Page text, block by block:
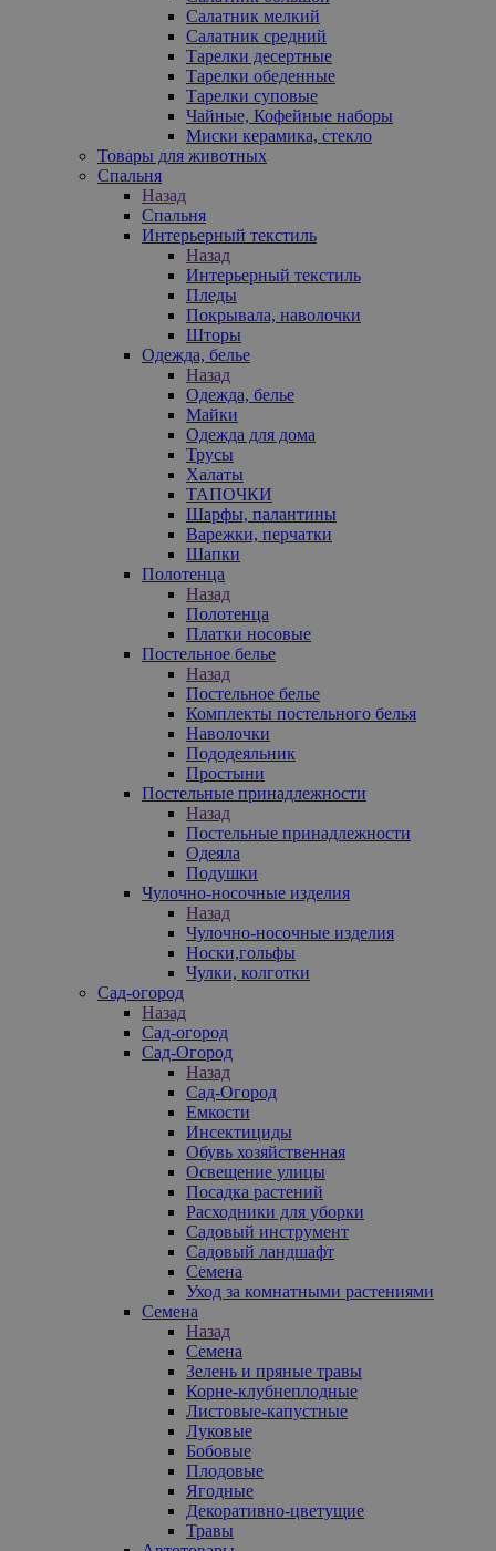
Салатник мелкий
Салатник средний
Тарелки десертные
Тарелки обеденные
Тарелки суповые
Чайные, Кофейные наборы
Миски керамика, стекло
Товары для животных
Спальня
Назад
Спальня
Интерьерный текстиль
Назад
Интерьерный текстиль
Пледы
Покрывала, наволочки
Шторы
Одежда, белье
Назад
Одежда, белье
Майки
Одежда для дома
Трусы
Халаты
ТАПОЧКИ
Шарфы, палантины
Варежки, перчатки
Шапки
Полотенца
Назад
Полотенца
Платки носовые
Постельное белье
Назад
Постельное белье
Комплекты постельного белья
Наволочки
Пододеяльник
Простыни
Постельные принадлежности
Назад
Постельные принадлежности
Одеяла
Подушки
Чулочно-носочные изделия
Назад
Чулочно-носочные изделия
Носки,гольфы
Чулки, колготки
Сад-огород
Назад
Сад-огород
Сад-Огород
Назад
Сад-Огород
Емкости
Инсектициды
Обувь хозяйственная
Освещение улицы
Посадка растений
Расходники для уборки
Садовый инструмент
Садовый ландшафт
Семена
Уход за комнатными растениями
Семена
Назад
Семена
Зелень и пряные травы
Корне-клубнеплодные
Листовые-капустные
Луковые
Бобовые
Плодовые
Ягодные
Декоративно-цветущие
Травы